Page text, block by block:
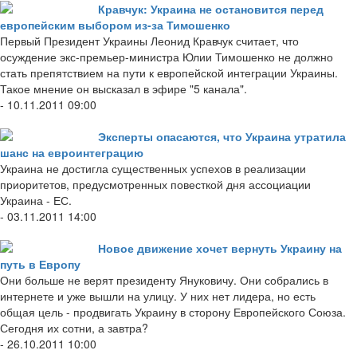
Кравчук: Украина не остановится перед
европейским выбором из-за Тимошенко
Первый Президент Украины Леонид Кравчук считает, что
осуждение экс-премьер-министра Юлии Тимошенко не должно
стать препятствием на пути к европейской интеграции Украины.
Такое мнение он высказал в эфире "5 канала".
- 10.11.2011 09:00
Эксперты опасаются, что Украина утратила
шанс на евроинтеграцию
Украина не достигла существенных успехов в реализации
приоритетов, предусмотренных повесткой дня ассоциации
Украина - ЕС.
- 03.11.2011 14:00
Новое движение хочет вернуть Украину на
путь в Европу
Они больше не верят президенту Януковичу. Они собрались в
интернете и уже вышли на улицу. У них нет лидера, но есть
общая цель - продвигать Украину в сторону Европейского Союза.
Сегодня их сотни, а завтра?
- 26.10.2011 10:00